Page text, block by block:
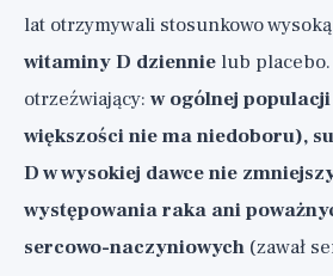
lat otrzymywali stosunkowo
witaminy D dziennie lub placebo.
otrzeźwiający: w ogólnej
większości nie ma niedoboru),
D w wysokiej dawce nie
występowania raka ani
sercowo-naczyniowych (zawał